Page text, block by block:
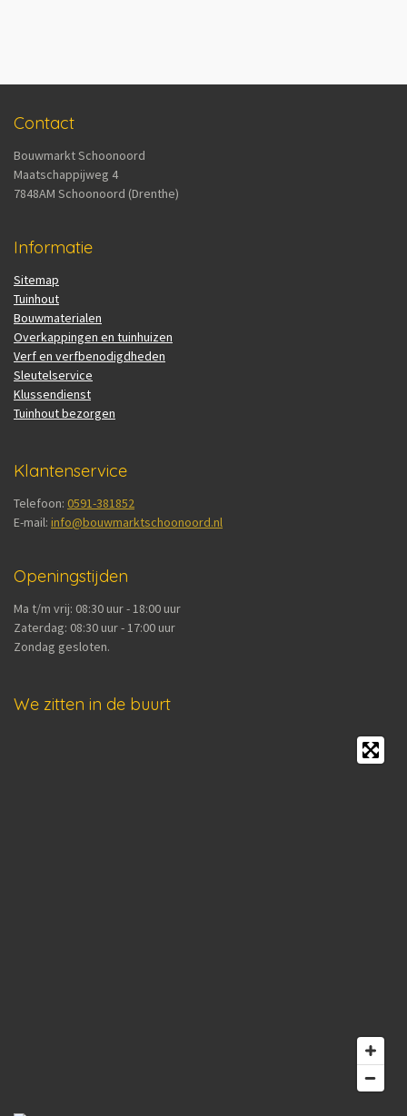
Contact
Bouwmarkt Schoonoord
Maatschappijweg 4
7848AM Schoonoord (Drenthe)
Informatie
Sitemap
Tuinhout
Bouwmaterialen
Overkappingen en tuinhuizen
Verf en verfbenodigdheden
Sleutelservice
Klussendienst
Tuinhout bezorgen
Klantenservice
Telefoon: 0591-381852
E-mail: info@bouwmarktschoonoord.nl
Openingstijden
Ma t/m vrij: 08:30 uur - 18:00 uur
Zaterdag: 08:30 uur - 17:00 uur
Zondag gesloten.
We zitten in de buurt